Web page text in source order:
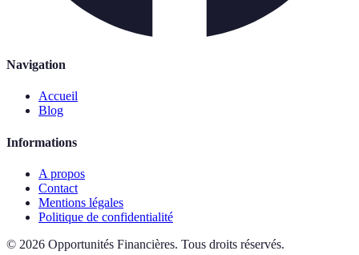
Navigation
Accueil
Blog
Informations
A propos
Contact
Mentions légales
Politique de confidentialité
© 2026 Opportunités Financières. Tous droits réservés.